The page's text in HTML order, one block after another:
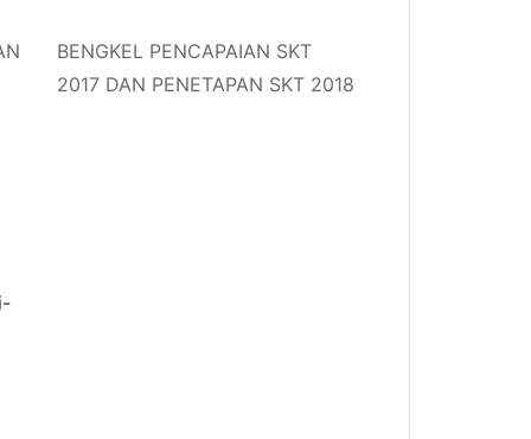
BENGKEL PENCAPAIAN SKT
2017 DAN PENETAPAN SKT 2018